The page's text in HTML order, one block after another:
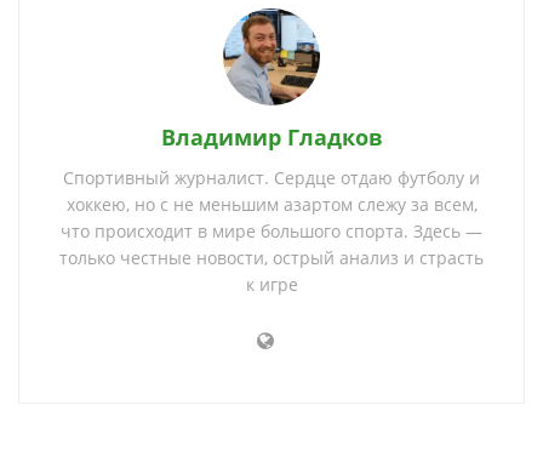
Владимир Гладков
Спортивный журналист. Сердце отдаю футболу и
хоккею, но с не меньшим азартом слежу за всем,
что происходит в мире большого спорта. Здесь —
только честные новости, острый анализ и страсть
к игре